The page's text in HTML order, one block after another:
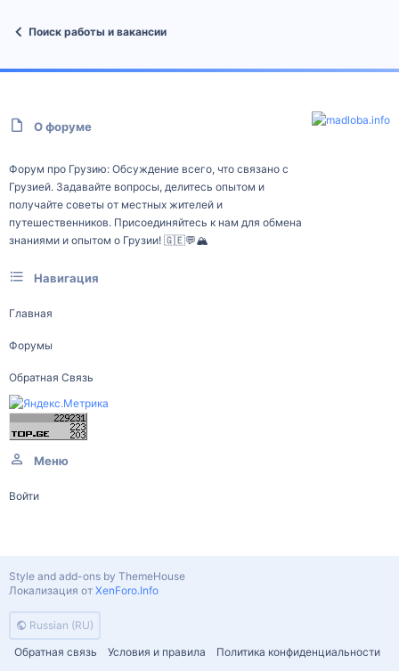
Поиск работы и вакансии
О форуме
Форум про Грузию: Обсуждение всего, что связано с
Грузией. Задавайте вопросы, делитесь опытом и
получайте советы от местных жителей и
путешественников. Присоединяйтесь к нам для обмена
знаниями и опытом о Грузии! 🇬🇪💬🏔️
Навигация
Главная
Форумы
Обратная Связь
Меню
Войти
Russian (RU)
Обратная связь
Условия и правила
Политика конфиденциальности
Style and add-ons by ThemeHouse
Локализация от XenForo.Info